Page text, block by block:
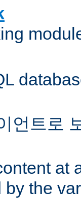
언트로
at
by the